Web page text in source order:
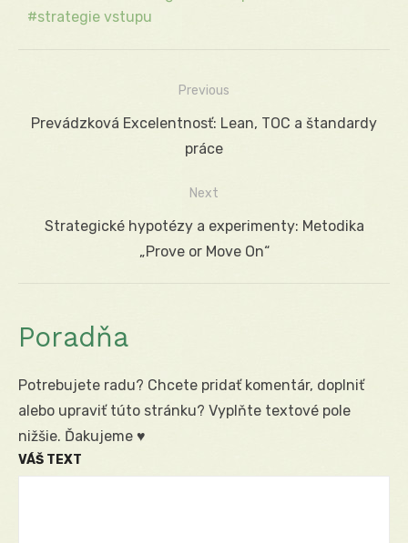
strategie vstupu
Navigácia
Previous
Previous
Prevádzková Excelentnosť: Lean, TOC a štandardy
práce
Next
Next
Strategické hypotézy a experimenty: Metodika
„Prove or Move On“
Poradňa
Potrebujete radu? Chcete pridať komentár, doplniť
alebo upraviť túto stránku? Vyplňte textové pole
nižšie. Ďakujeme ♥
VÁŠ TEXT